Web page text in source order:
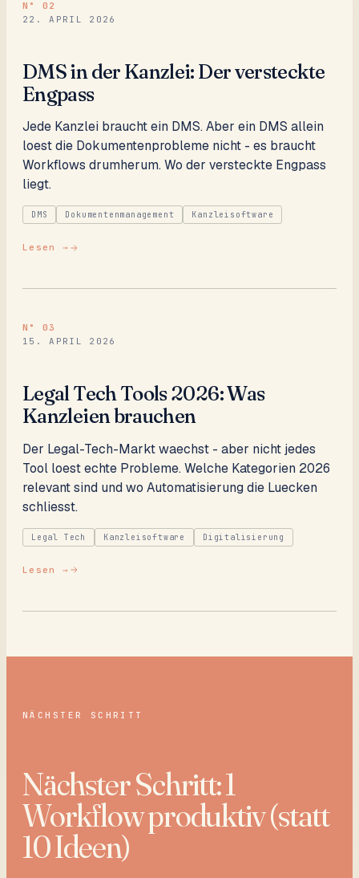
N° 02
22. APRIL 2026
DMS in der Kanzlei: Der versteckte
Engpass
Jede Kanzlei braucht ein DMS. Aber ein DMS allein
loest die Dokumentenprobleme nicht - es braucht
Workflows drumherum. Wo der versteckte Engpass
liegt.
DMS Dokumentenmanagement Kanzleisoftware
Lesen →
N° 03
15. APRIL 2026
Legal Tech Tools 2026: Was
Kanzleien brauchen
Der Legal-Tech-Markt waechst - aber nicht jedes
Tool loest echte Probleme. Welche Kategorien 2026
relevant sind und wo Automatisierung die Luecken
schliesst.
Legal Tech Kanzleisoftware Digitalisierung
Lesen →
NÄCHSTER SCHRITT
Nächster Schritt: 1
Workflow produktiv (statt
10 Ideen)